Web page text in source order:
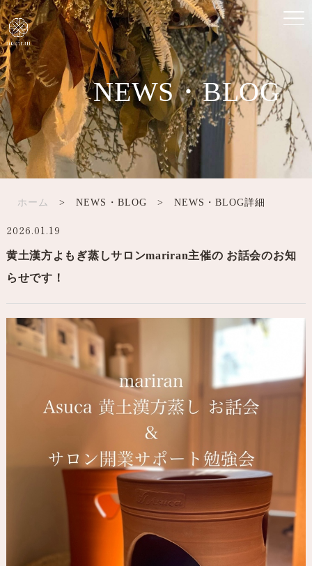
NEWS・BLOG
ホーム > NEWS・BLOG > NEWS・BLOG詳細
2026.01.19
黄土漢方よもぎ蒸しサロンmariran主催の お話会のお知
らせです！